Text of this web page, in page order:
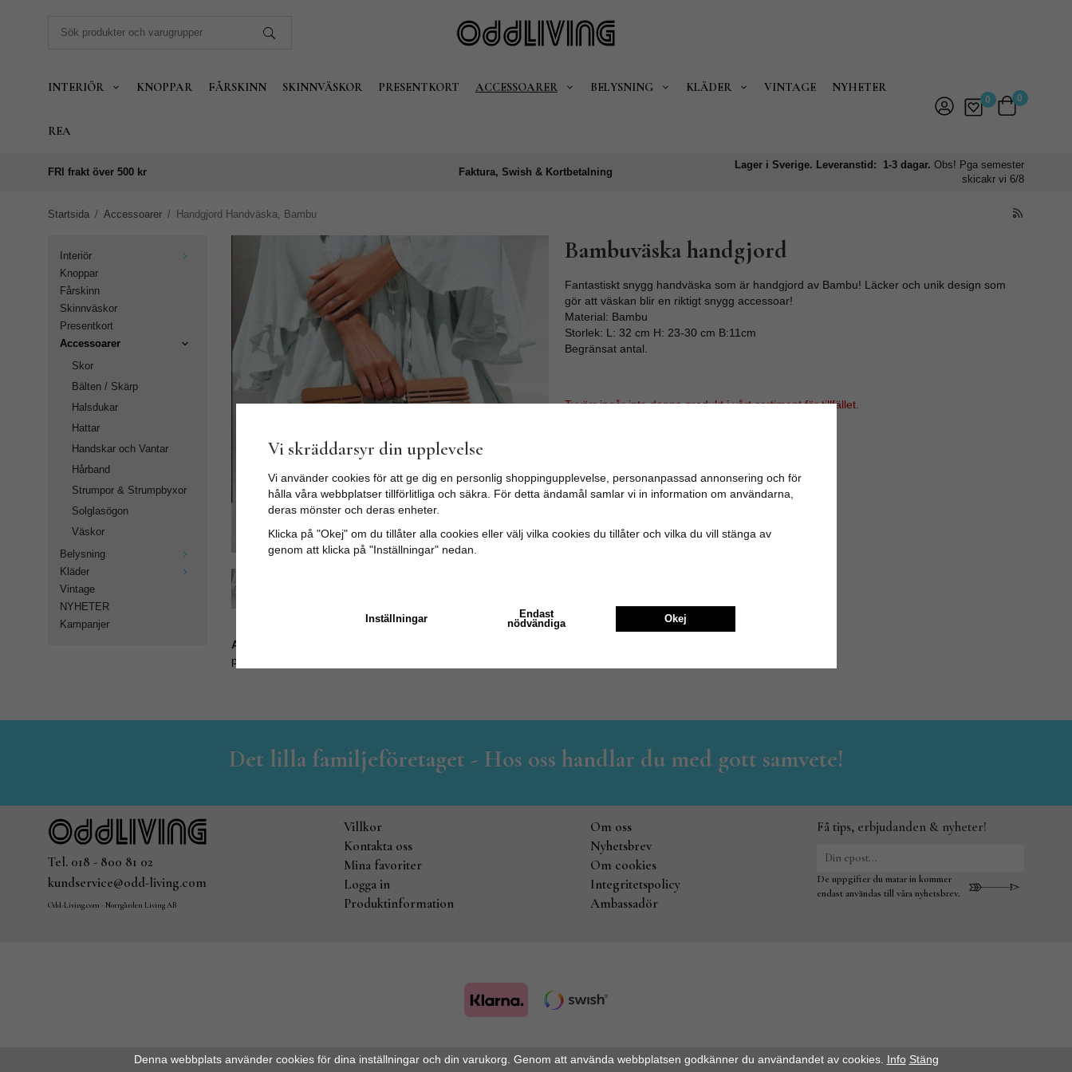
INTERIÖR KNOPPAR FÅRSKINN SKINNVÄSKOR PRESENTKORT ACCESSOARER BELYSNING KLÄDER VINTAGE NYHETER
REA
0 0
FRI frakt över 500 kr Faktura, Swish & Kortbetalning
Lager i Sverige. Leveranstid: 1-3 dagar.Obs! Pga semester
skicakr vi 6/8
Startsida / Accessoarer / Handgjord Handväska, Bambu
Interiör
Knoppar
Fårskinn
Skinnväskor
Presentkort
Accessoarer
Skor
Bälten / Skärp
Halsdukar
Hattar
Handskar och Vantar
Hårband
Strumpor & Strumpbyxor
Solglasögon
Väskor
Belysning
Kläder
Vintage
NYHETER
Kampanjer
Bambuväska handgjord
Fantastiskt snygg handväska som är handgjord av Bambu! Läcker och unik design som
gör att väskan blir en riktigt snygg accessoar!
Material: Bambu
Storlek: L: 32 cm H: 23-30 cm B:11cm
Begränsat antal.
Tyvärr ingår inte denna produkt i vårt sortiment för tillfället.
Artikelnummer:
popS18_200
Det lilla familjeföretaget - Hos oss handlar du med gott samvete!
Tel. 018 - 800 81 02
kundservice@odd-living.com
Odd-Living.com - Norrgården Living AB
Villkor
Kontakta oss
Mina favoriter
Logga in
Produktinformation
Om oss
Nyhetsbrev
Om cookies
Integritetspolicy
Ambassadör
Få tips, erbjudanden & nyheter!
De uppgifter du matar in kommer
endast användas till våra nyhetsbrev.
Drift & produktion: Wikinggruppen
Denna webbplats använder cookies för dina inställningar och din varukorg. Genom att använda webbplatsen godkänner du användandet av cookies. Info Stäng
Vi skräddarsyr din upplevelse
Vi använder cookies för att ge dig en personlig shoppingupplevelse, personanpassad annonsering och för
hålla våra webbplatser tillförlitliga och säkra. För detta ändamål samlar vi in information om användarna,
deras mönster och deras enheter.
Klicka på "Okej" om du tillåter alla cookies eller välj vilka cookies du tillåter och vilka du vill stänga av
genom att klicka på "Inställningar" nedan.
Inställningar
Endast
nödvändiga
Okej